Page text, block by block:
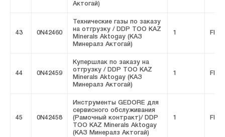
Актогай)
43 0N42460
Технические газы по заказу
на отгрузку / DDP ТОО KAZ
Minerals Aktogay (КАЗ
Минералз Актогай)
1 FIVE
44 0N42459
Купершлак по заказу на
отгрузку / DDP ТОО KAZ
Minerals Aktogay (КАЗ
Минералз Актогай)
1 FIVE
45 0N42458
Инструменты GEDORE для
сервисного обслуживания
(Рамочный контракт)/ DDP
ТОО KAZ Minerals Aktogay
(КАЗ Минералз Актогай)
1 FIVE